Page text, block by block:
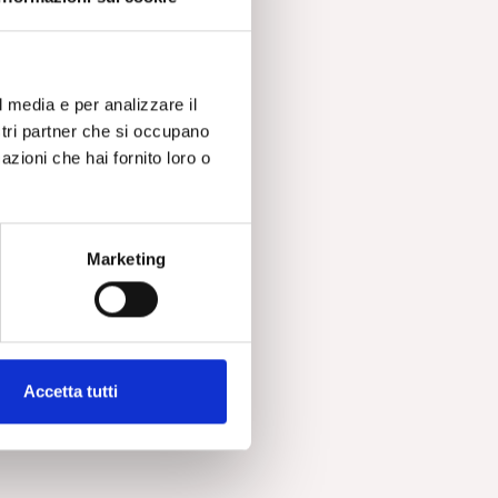
e per analizzare il
partner che si occupano
che hai fornito loro o
Marketing
Accetta tutti